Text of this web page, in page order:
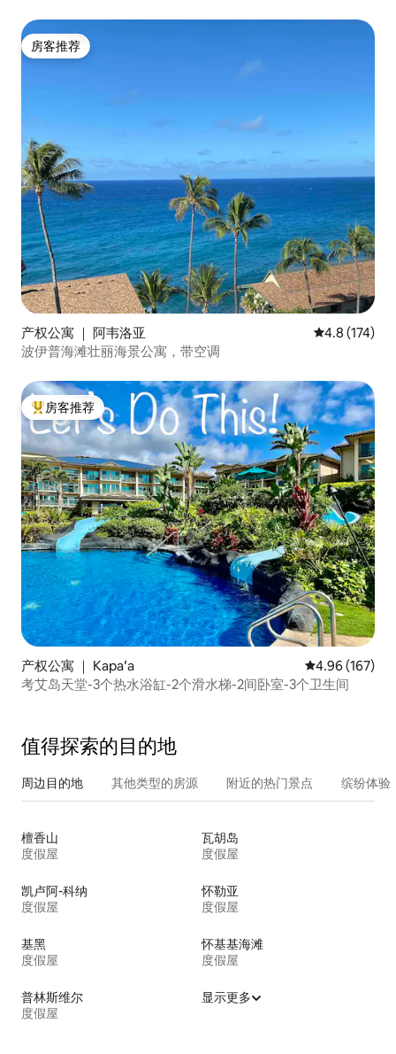
房客推荐
房客推荐
产权公寓 ｜ 阿韦洛亚 平均评分 4.8
4.8 (174)
波伊普海滩壮丽海景公寓，带空调
热门「房客推荐」
房客推荐
产权公寓 ｜ Kapaʻa 平均评分 4.96
4.96 (167)
考艾岛天堂-3个热水浴缸-2个滑水梯-2间卧室-3个卫生间
值得探索的目的地
周边目的地 其他类型的房源 附近的热门景点 缤纷体验
檀香山
度假屋
瓦胡岛
度假屋
凯卢阿-科纳
度假屋
怀勒亚
度假屋
基黑
度假屋
怀基基海滩
度假屋
普林斯维尔
度假屋
显示更多